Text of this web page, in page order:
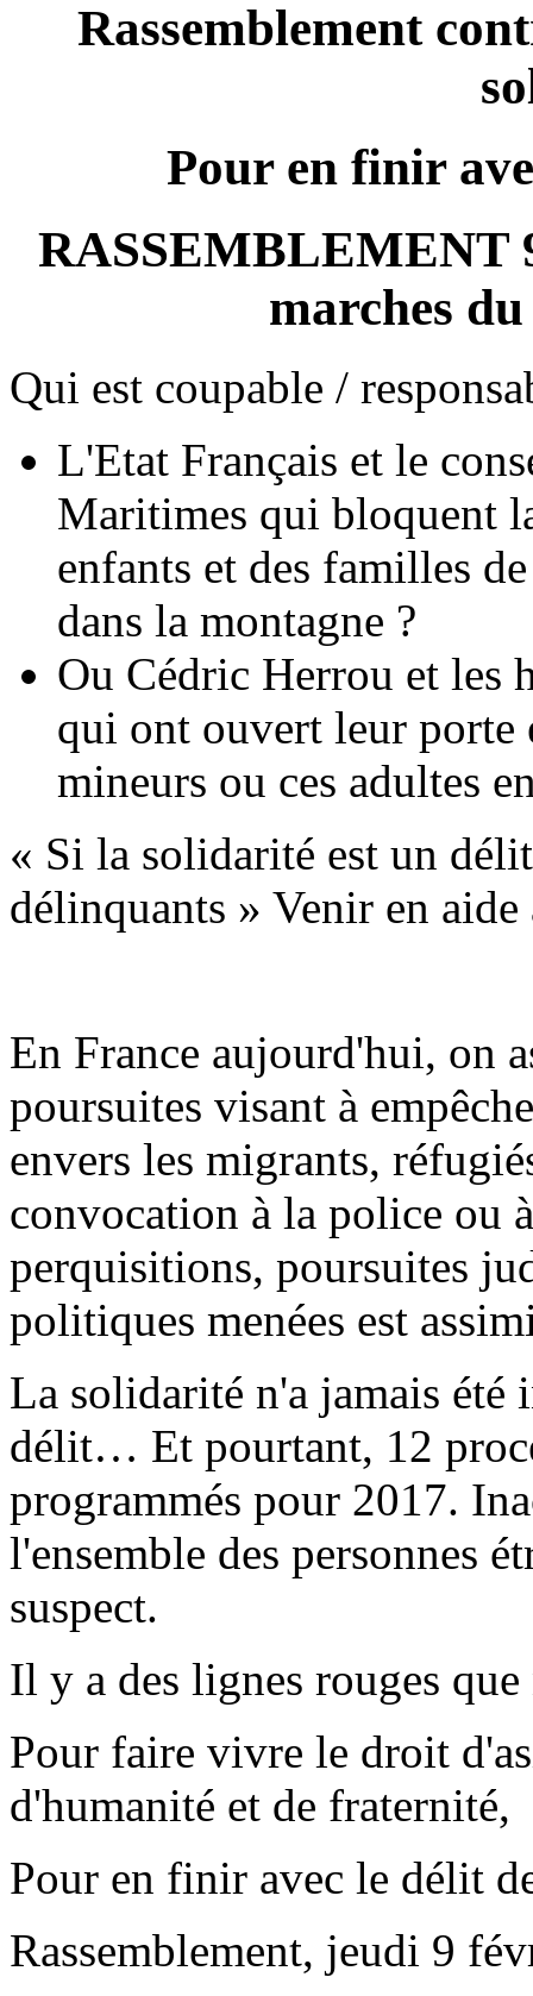
Rassemblement
Pour en finir
RASSEMBLEMENT
marches
Qui est coupable /
L'Etat Français et le
Maritimes qui bloquent
enfants et des familles
dans la montagne ?
Ou Cédric Herrou et les
qui ont ouvert leur porte
mineurs ou ces adultes
« Si la solidarité est un
délinquants » Venir en
En France aujourd'hui, on
poursuites visant à
envers les migrants,
convocation à la police ou
perquisitions, poursuites
politiques menées est
La solidarité n'a jamais été
délit… Et pourtant, 12
programmés pour 2017.
l'ensemble des personnes
suspect.
Il y a des lignes rouges
Pour faire vivre le droit
d'humanité et de fraternité,
Pour en finir avec le délit
Rassemblement, jeudi 9